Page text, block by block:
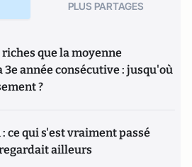
PLUS PARTAGES
que la moyenne
année consécutive : jusqu'où
?
ce qui s'est vraiment passé
ailleurs